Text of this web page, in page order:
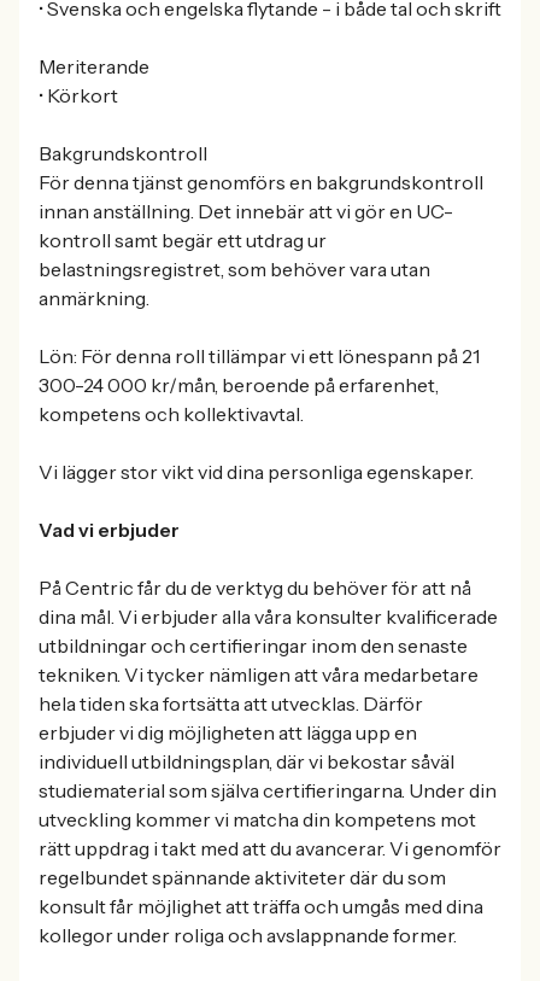
• Svenska och engelska flytande - i både tal och skrift
Meriterande
• Körkort
Bakgrundskontroll
För denna tjänst genomförs en bakgrundskontroll
innan anställning. Det innebär att vi gör en UC-
kontroll samt begär ett utdrag ur
belastningsregistret, som behöver vara utan
anmärkning.
Lön: För denna roll tillämpar vi ett lönespann på 21
300-24 000 kr/mån, beroende på erfarenhet,
kompetens och kollektivavtal.
Vi lägger stor vikt vid dina personliga egenskaper.
Vad vi erbjuder
På Centric får du de verktyg du behöver för att nå
dina mål. Vi erbjuder alla våra konsulter kvalificerade
utbildningar och certifieringar inom den senaste
tekniken. Vi tycker nämligen att våra medarbetare
hela tiden ska fortsätta att utvecklas. Därför
erbjuder vi dig möjligheten att lägga upp en
individuell utbildningsplan, där vi bekostar såväl
studiematerial som själva certifieringarna. Under din
utveckling kommer vi matcha din kompetens mot
rätt uppdrag i takt med att du avancerar. Vi genomför
regelbundet spännande aktiviteter där du som
konsult får möjlighet att träffa och umgås med dina
kollegor under roliga och avslappnande former.